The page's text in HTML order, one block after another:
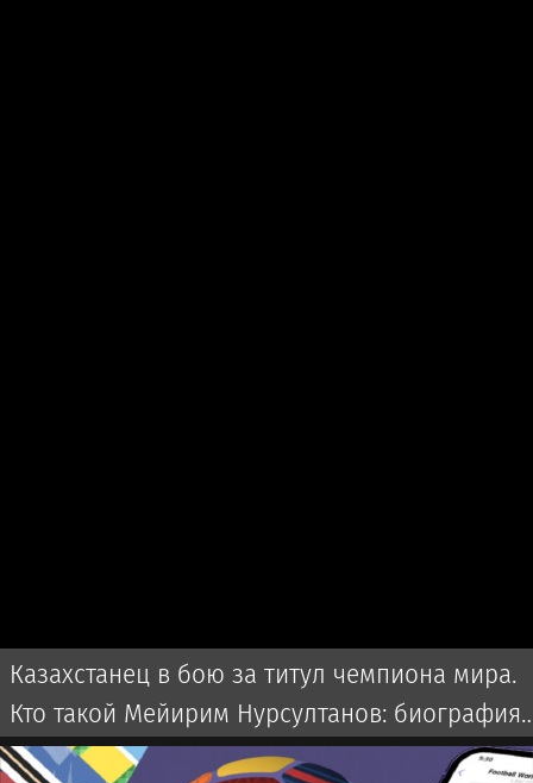
Казахстанец в бою за титул чемпиона мира.
Кто такой Мейирим Нурсултанов: биография,
бои